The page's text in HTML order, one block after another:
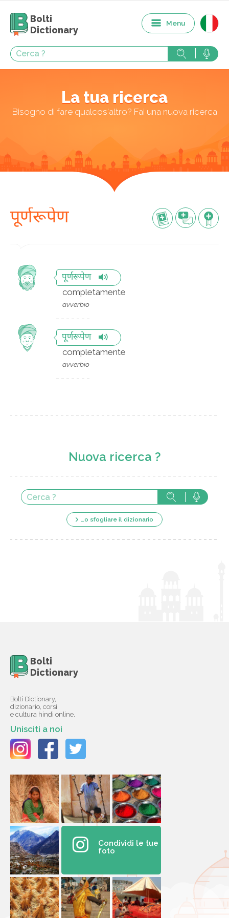
Bolti
Dictionary
Menu
La tua ricerca
Bisogno di fare qualcos'altro? Fai una nuova ricerca
पूर्णरूपेण
पूर्णरूपेण
completamente
avverbio
पूर्णरूपेण
completamente
avverbio
Nuova ricerca ?
…o sfogliare il dizionario
Bolti
Dictionary
Bolti Dictionary,
dizionario, corsi
e cultura hindi online.
Unisciti a noi
Condividi le tue
foto